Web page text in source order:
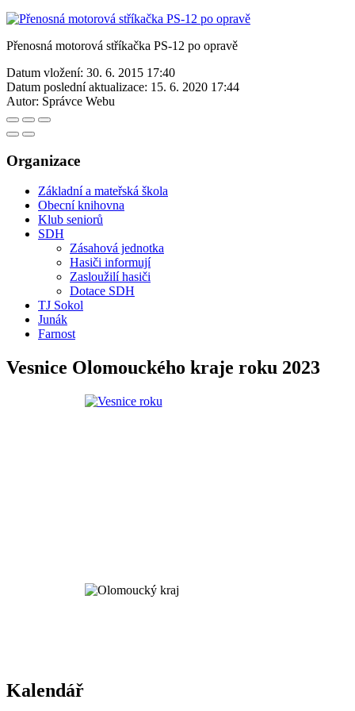
Přenosná motorová stříkačka PS-12 po opravě
Datum vložení: 30. 6. 2015 17:40
Datum poslední aktualizace: 15. 6. 2020 17:44
Autor: Správce Webu
Organizace
Základní a mateřská škola
Obecní knihovna
Klub seniorů
SDH
Zásahová jednotka
Hasiči informují
Zasloužilí hasiči
Dotace SDH
TJ Sokol
Junák
Farnost
Vesnice Olomouckého kraje roku 2023
Kalendář